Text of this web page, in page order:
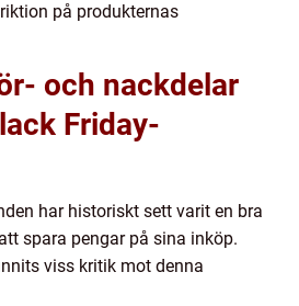
på produkternas
och nackdelar
Friday-
har historiskt sett varit en bra
spara pengar på sina inköp.
viss kritik mot denna